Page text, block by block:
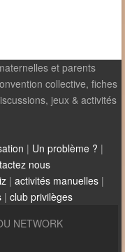
et parents
collective, fiches
jeux & activités
| Un problème ? |
nous
| activités manuelles |
| club privilèges
NETWORK